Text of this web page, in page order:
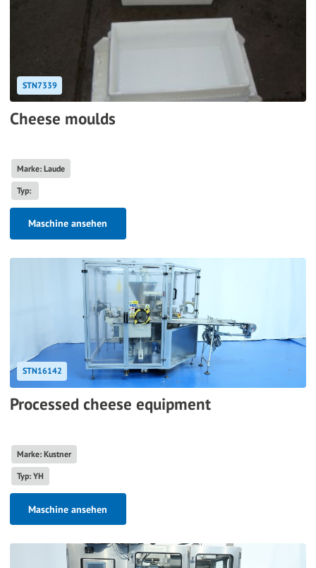
STN7339
Cheese moulds
Marke: Laude
Typ:
Maschine ansehen
STN16142
Processed cheese equipment
Marke: Kustner
Typ: YH
Maschine ansehen